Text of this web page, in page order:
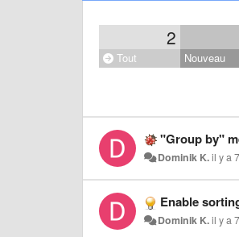
2
Tout Nouveau
"Group by"
Dominik K.il y a
Enable
Dominik K.il y a